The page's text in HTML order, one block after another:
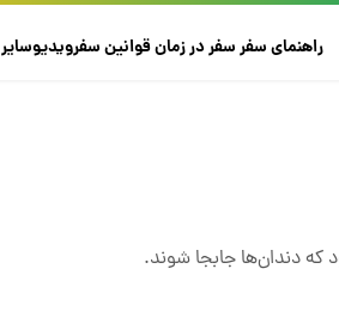
راهنمای سفرسفر در زمانقوانین سفرویدیوسایر
که دندان‌ها جابجا شوند.